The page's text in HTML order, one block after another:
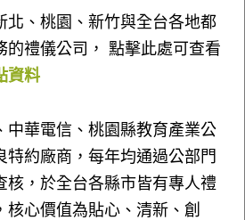
北、桃園、新竹與全台各地都
的禮儀公司， 點擊此處可查看
資料
中華電信、桃園縣教育產業公
特約廠商，每年均通過公部門
核，於全台各縣市皆有專人禮
心價值為貼心、清新、創